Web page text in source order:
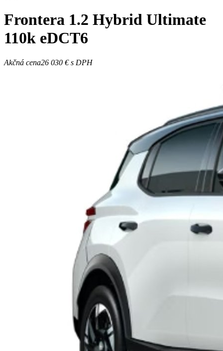
Frontera 1.2 Hybrid Ultimate
110k eDCT6
Akčná cena26 030 €s DPH